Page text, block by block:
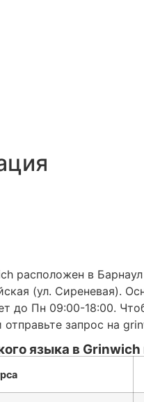
расположен в
(ул. Сиреневая).
до Пн 09:00-18:00.
запрос на
языка в